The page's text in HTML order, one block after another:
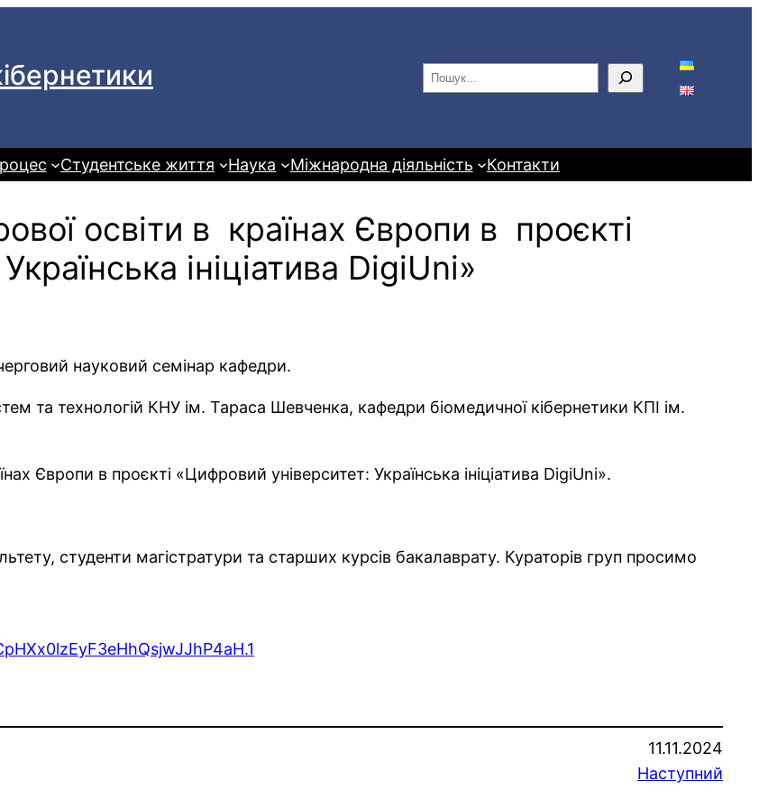
П
о
у
к
Студентське життя Наука Міжнародна діяльність Контакти
освіти в країнах Європи в проєкті
ініціатива DigiUni»
науковий семінар кафедри.
та технологій КНУ ім. Тараса Шевченка, кафедри біомедичної кібернетики КПІ ім.
Європи в проєкті «Цифровий університет: Українська ініціатива DigiUni».
студенти магістратури та старших курсів бакалаврату. Кураторів груп просимо
11.11.2024
Наступний